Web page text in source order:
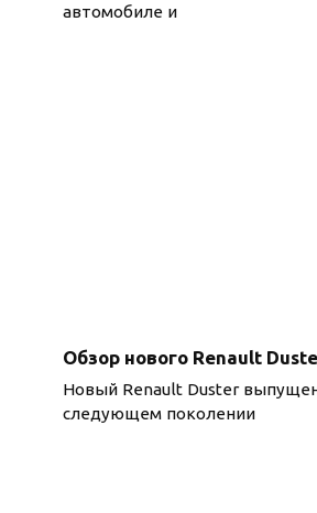
автомобиле и
Обзор нового Renault
Новый Renault Duster
следующем поколении